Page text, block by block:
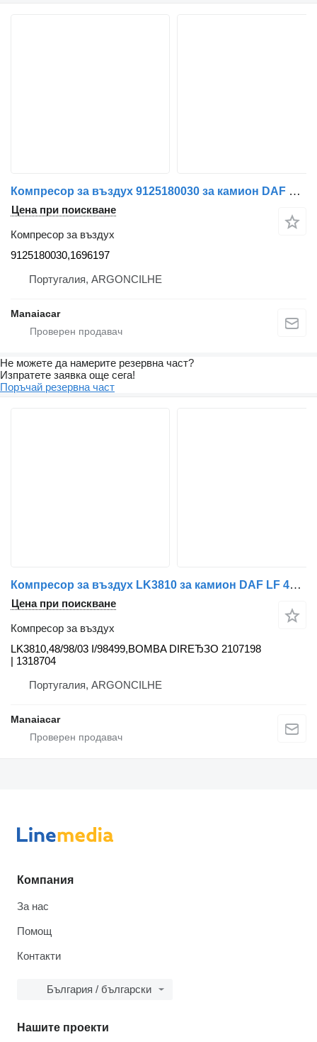
Компресор за въздух 9125180030 за камион DAF CF/XF/LF
Цена при поискване
Компресор за въздух
9125180030,1696197
Португалия, ARGONCILHE
Manaiacar
Не можете да намерите резервна част?
Изпратете заявка още сега!
Поръчай резервна част
Компресор за въздух LK3810 за камион DAF LF 45 | 01
Цена при поискване
Компресор за въздух
LK3810,48/98/03 I/98499,BOMBA DIREЂЗO 2107198
| 1318704
Португалия, ARGONCILHE
Manaiacar
Компания
За нас
Помощ
Контакти
България / български
Нашите проекти